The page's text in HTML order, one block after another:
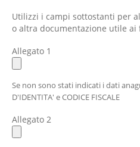
Utilizzi i campi sottostanti per
o altra documentazione utile ai
Allegato 1
Se non sono stati indicati i dati
D'IDENTITA' e CODICE FISCALE
Allegato 2